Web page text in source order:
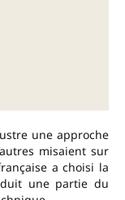
une approche
misaient sur
a choisi la
une partie du